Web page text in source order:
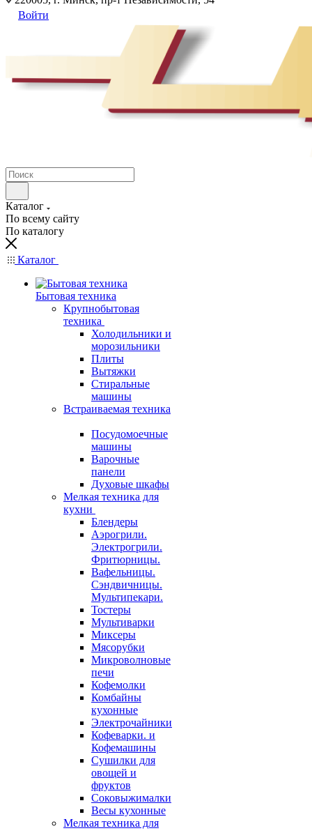
Войти
Каталог
По всему сайту
По каталогу
Каталог
Бытовая техника
Крупнобытовая
техника
Холодильники и
морозильники
Плиты
Вытяжки
Стиральные
машины
Встраиваемая техника
Посудомоечные
машины
Варочные
панели
Духовые шкафы
Мелкая техника для
кухни
Блендеры
Аэрогрили.
Электрогрили.
Фритюрницы.
Вафельницы.
Сэндвичницы.
Мультипекари.
Тостеры
Мультиварки
Миксеры
Мясорубки
Микроволновые
печи
Кофемолки
Комбайны
кухонные
Электрочайники
Кофеварки. и
Кофемашины
Сушилки для
овощей и
фруктов
Соковыжималки
Весы кухонные
Мелкая техника для